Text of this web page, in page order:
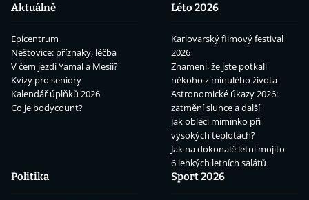
Aktuálně
Epicentrum
Neštovice: příznaky, léčba
V čem jezdí Yamal a Mesii?
Kvízy pro seniory
Kalendář úplňků 2026
Co je bodycount?
Léto 2026
Karlovarský filmový festival
2026
Znamení, že jste potkali
někoho z minulého života
Astronomické úkazy 2026:
zatmění slunce a další
Jak obléci miminko při
vysokých teplotách?
Jak na dokonalé letní mojito
6 lehkých letních salátů
Politika
Sport 2026